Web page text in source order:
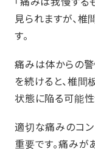
見られますが、
す。
痛みは体からの
を続けると、椎間
状態に陥る可能性
適切な痛みのコ
重要です。痛みが